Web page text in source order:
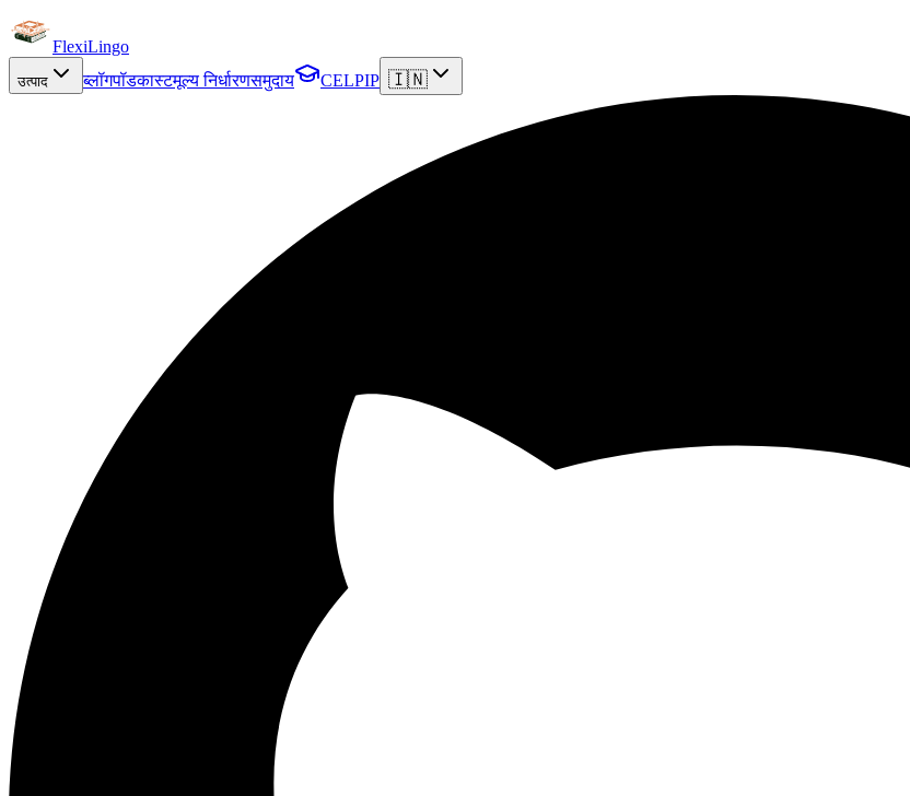
FlexiLingo
उत्पाद ब्लॉगपॉडकास्टमूल्य निर्धारणसमुदाय CELPIP 🇮🇳